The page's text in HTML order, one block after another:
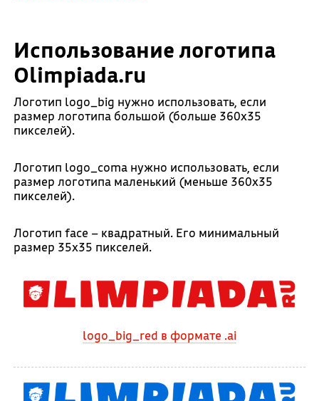
Использование логотипа
Olimpiada.ru
Логотип logo_big нужно использовать, если
размер логотипа большой (больше 360х35
пикселей).
Логотип logo_coma нужно использовать, если
размер логотипа маленький (меньше 360х35
пикселей).
Логотип face – квадратный. Его минимальный
размер 35х35 пикселей.
logo_big_red в формате .ai